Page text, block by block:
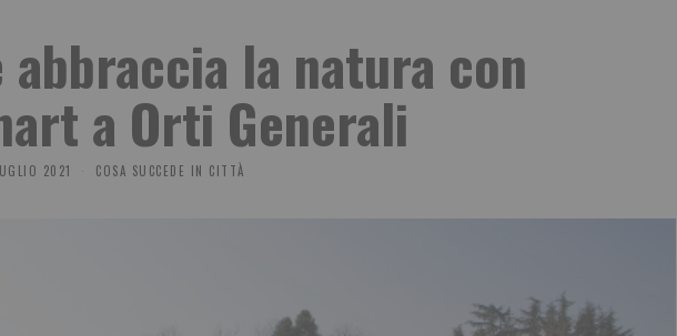
abbraccia la natura con
a Orti Generali
2021 COSA SUCCEDE IN CITTÀ